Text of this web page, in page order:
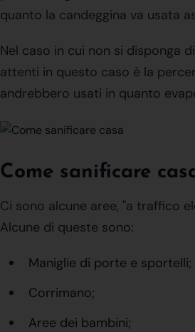
quanto la candeggina va usata
Nel caso in cui non si disponga
attenti in questo caso è la
andrebbero usati in quanto
Come sanificare
Ci sono alcune aree, "a traffico
Alcune di queste sono:
Maniglie di porte e sportelli;
Corrimano;
Aree dei bambini;